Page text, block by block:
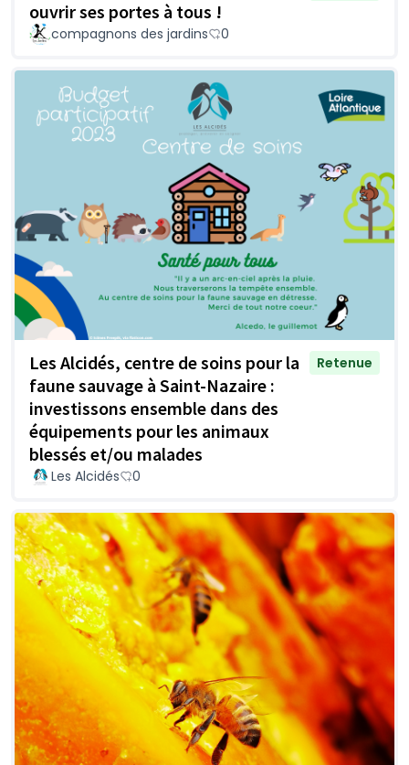
ouvrir ses portes à tous !
compagnons des jardins 0
Les Alcidés, centre de soins pour la
faune sauvage à Saint-Nazaire :
investissons ensemble dans des
équipements pour les animaux
blessés et/ou malades
Retenue
Les Alcidés 0